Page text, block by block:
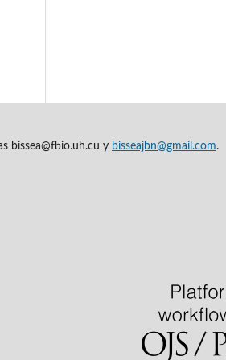
bissea@fbio.uh.cu y bisseajbn@gmail.com.